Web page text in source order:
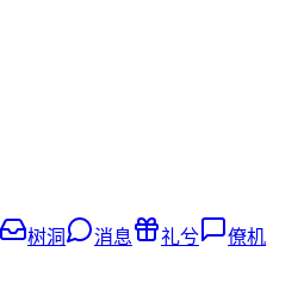
树洞 消息 礼兮 僚机